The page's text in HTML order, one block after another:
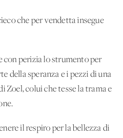
che per vendetta insegue
con perizia lo strumento per
della speranza e i pezzi di una
Zoel, colui che tesse la trama e
il respiro per la bellezza di